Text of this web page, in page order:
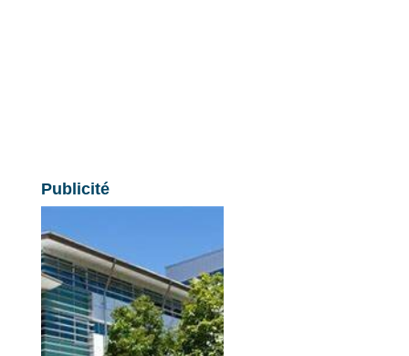
Publicité